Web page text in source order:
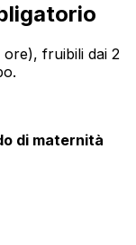
fruibili dai 2
di maternità